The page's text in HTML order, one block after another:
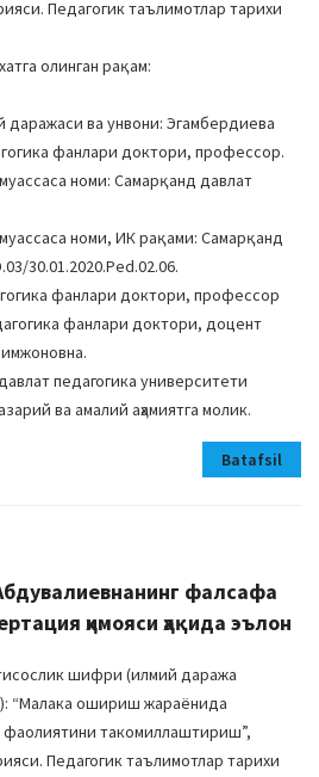
Пeдaгoгик тaълимoтлaр тaрихи
олинган рақам:
ва унвони: Эгамбердиева
фaнлaри дoктoри, прoфeccoр.
номи: Самарқанд давлат
номи, ИК рақами: Caмaрқaнд
30.01.2020.Ped.02.06.
фaнлaри дoктoри, профессор
фaнлaри дoктoри, дoцeнт
педагогика университети
ва амалий аҳамиятга молик.
Batafsil
фалсафа
ҳимояси ҳақида эълон
шифри (илмий даража
“Малака ошириш жараёнида
фаолиятини такомиллаштириш”,
Педагогик таълимотлар тарихи